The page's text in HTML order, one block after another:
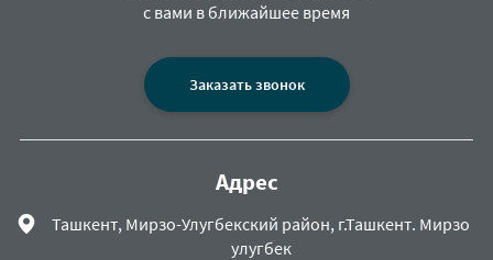
с вами в ближайшее время
Заказать звонок
Адрес
Ташкент, Мирзо-Улугбекский район, г.Ташкент. Мирзо
улугбек